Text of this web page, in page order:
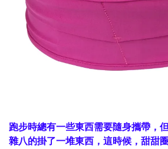
跑步時總有一些東西需要隨身攜帶，
雜八的掛了一堆東西，這時候，甜甜